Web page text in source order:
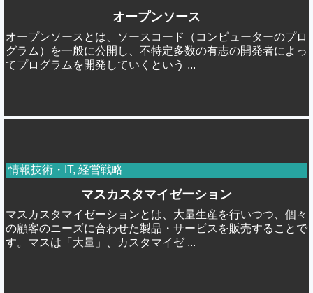
オープンソース
オープンソースとは、ソースコード（コンピューターのプロ
グラム）を一般に公開し、不特定多数の有志の開発者によっ
てプログラムを開発していくという ...
情報技術・IT, 経営戦略
マスカスタマイゼーション
マスカスタマイゼーションとは、大量生産を行いつつ、個々
の顧客のニーズに合わせた製品・サービスを販売することで
す。マスは「大量」、カスタマイゼ ...